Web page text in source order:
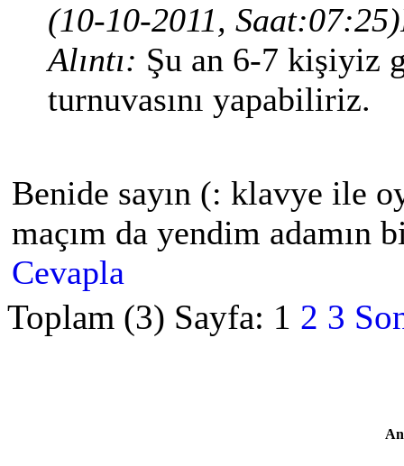
(10-10-2011, Saat:07:25)
Alıntı: Şu an 6-7 kişiyiz
turnuvasını yapabiliriz.
Benide sayın (: klavye ile
maçım da yendim adamın
Cevapla
Toplam (3) Sayfa: 1 2 3